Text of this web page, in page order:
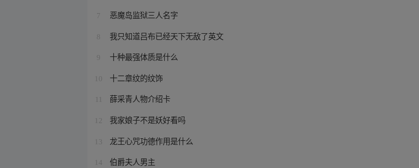
7 恶魔岛监狱三人名字
8 我只知道吕布已经天下无敌了英文
9 十种最强体质是什么
10 十二章纹的纹饰
薛采青人物介绍卡
12 我家娘子不是妖好看吗
13 龙王心咒功德作用是什么
14 伯爵夫人男主